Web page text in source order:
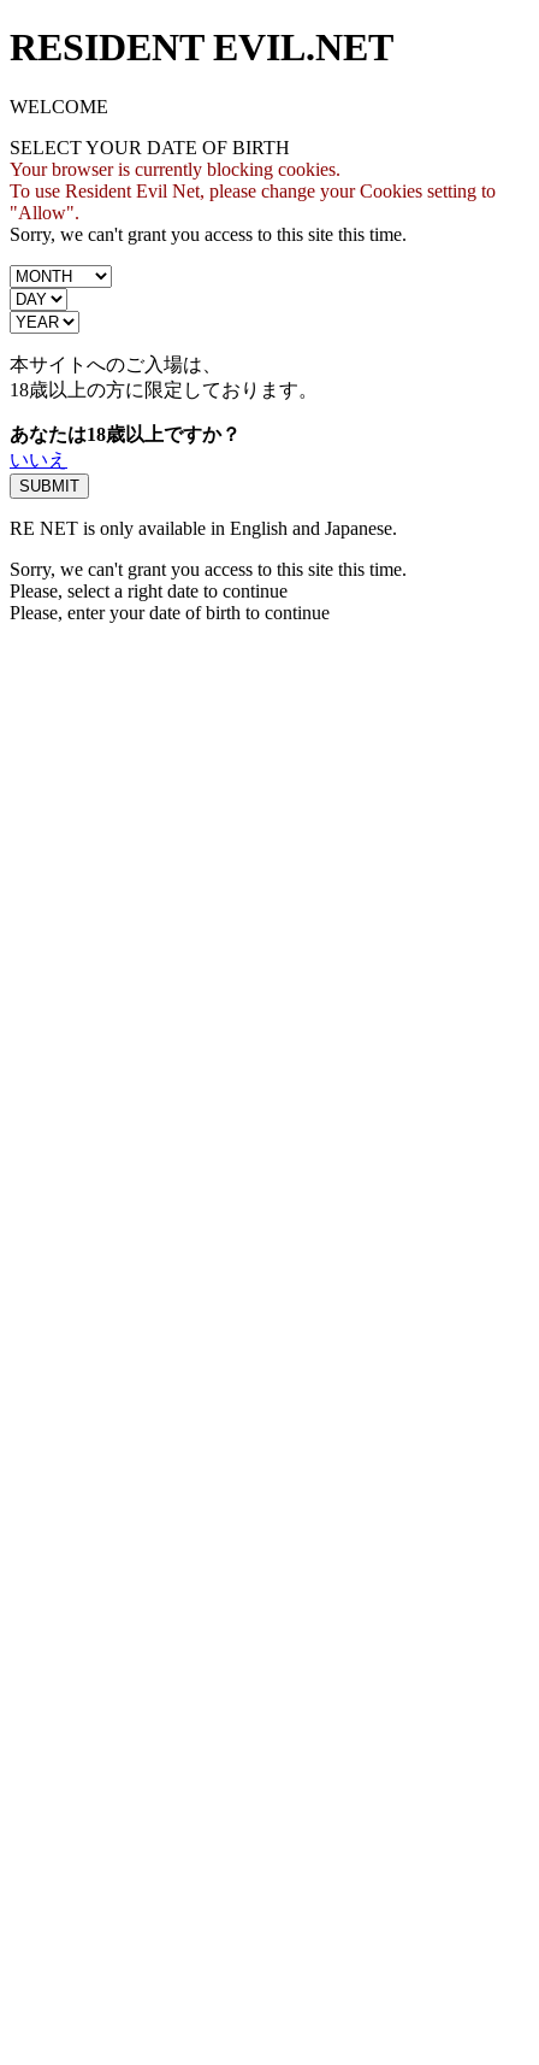
RESIDENT EVIL.NET
WELCOME
SELECT YOUR DATE OF BIRTH
Your browser is currently blocking cookies.
To use Resident Evil Net, please change your Cookies setting to
"Allow".
Sorry, we can't grant you access to this site this time.
本サイトへのご入場は、
18歳以上の方に限定しております。
あなたは18歳以上ですか？
いいえ
RE NET is only available in English and Japanese.
Sorry, we can't grant you access to this site this time.
Please, select a right date to continue
Please, enter your date of birth to continue